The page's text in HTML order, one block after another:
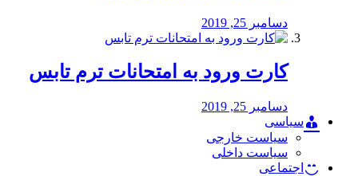
دسامبر 25, 2019
کارت ورود به امتحانات ترم تابس
دسامبر 25, 2019
سیاسی
سیاست خارجی
سیاست داخلی
اجتماعی